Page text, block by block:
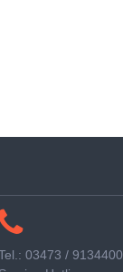
03473 / 9134400